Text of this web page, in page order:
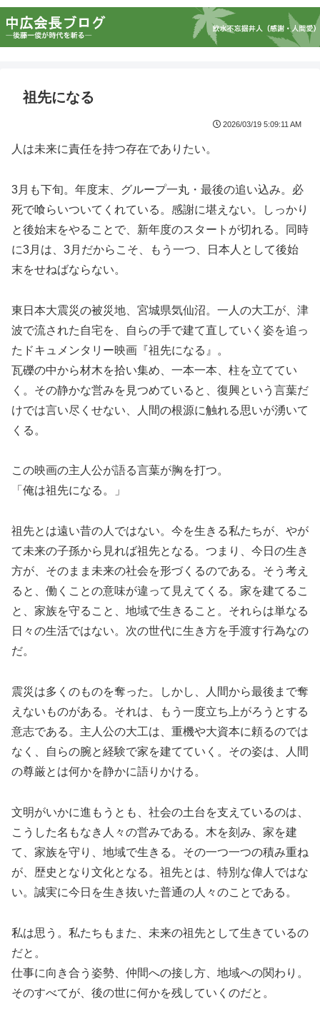
祖先になる
2026/03/19 5:09:11 AM
人は未来に責任を持つ存在でありたい。
3月も下旬。年度末、グループ一丸・最後の追い込み。必
死で喰らいついてくれている。感謝に堪えない。しっかり
と後始末をやることで、新年度のスタートが切れる。同時
に3月は、3月だからこそ、もう一つ、日本人として後始
末をせねばならない。
東日本大震災の被災地、宮城県気仙沼。一人の大工が、津
波で流された自宅を、自らの手で建て直していく姿を追っ
たドキュメンタリー映画『祖先になる』。
瓦礫の中から材木を拾い集め、一本一本、柱を立ててい
く。その静かな営みを見つめていると、復興という言葉だ
けでは言い尽くせない、人間の根源に触れる思いが湧いて
くる。
この映画の主人公が語る言葉が胸を打つ。
「俺は祖先になる。」
祖先とは遠い昔の人ではない。今を生きる私たちが、やが
て未来の子孫から見れば祖先となる。つまり、今日の生き
方が、そのまま未来の社会を形づくるのである。そう考え
ると、働くことの意味が違って見えてくる。家を建てるこ
と、家族を守ること、地域で生きること。それらは単なる
日々の生活ではない。次の世代に生き方を手渡す行為なの
だ。
震災は多くのものを奪った。しかし、人間から最後まで奪
えないものがある。それは、もう一度立ち上がろうとする
意志である。主人公の大工は、重機や大資本に頼るのでは
なく、自らの腕と経験で家を建てていく。その姿は、人間
の尊厳とは何かを静かに語りかける。
文明がいかに進もうとも、社会の土台を支えているのは、
こうした名もなき人々の営みである。木を刻み、家を建
て、家族を守り、地域で生きる。その一つ一つの積み重ね
が、歴史となり文化となる。祖先とは、特別な偉人ではな
い。誠実に今日を生き抜いた普通の人々のことである。
私は思う。私たちもまた、未来の祖先として生きているの
だと。
仕事に向き合う姿勢、仲間への接し方、地域への関わり。
そのすべてが、後の世に何かを残していくのだと。